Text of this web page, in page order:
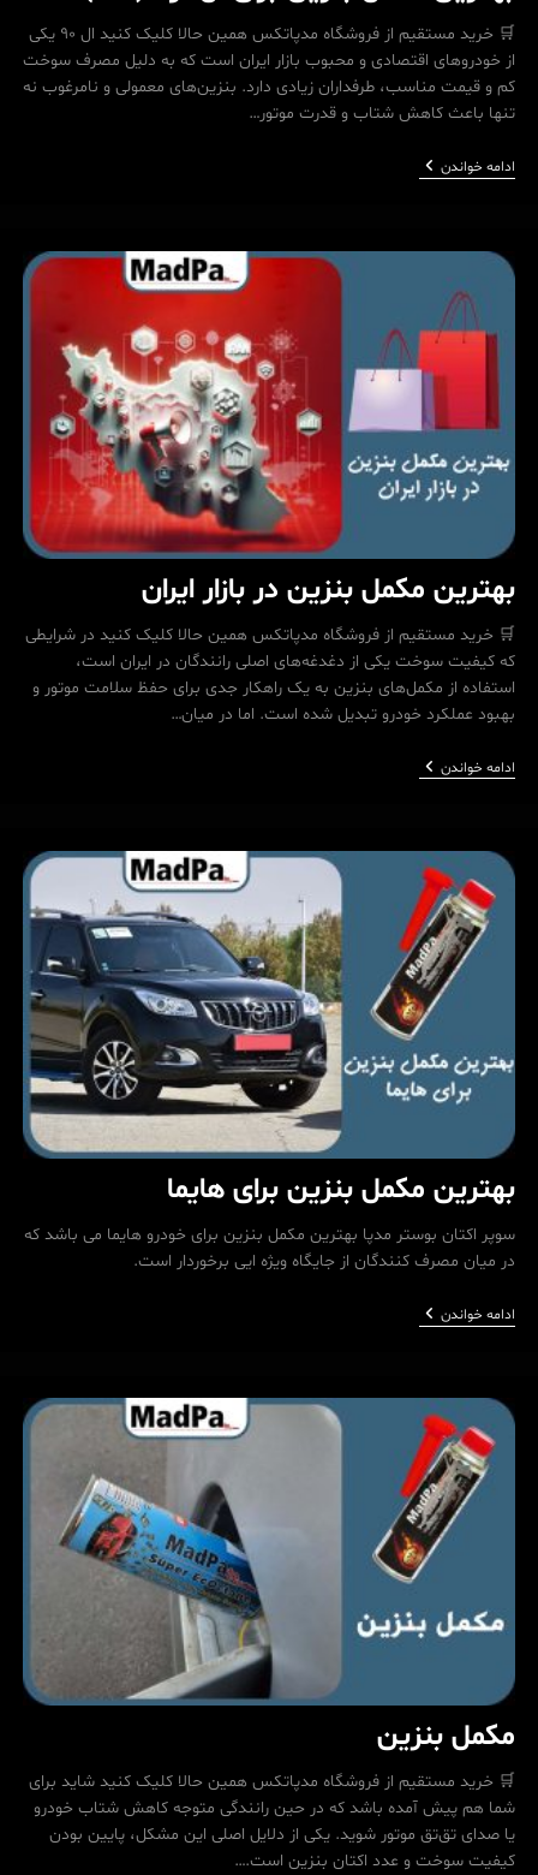
🛒 خرید مستقیم از فروشگاه مدپاتکس همین حالا کلیک کنید ال 90 یکی
از خودروهای اقتصادی و محبوب بازار ایران است که به دلیل مصرف سوخت
کم و قیمت مناسب، طرفداران زیادی دارد. بنزین‌های معمولی و نامرغوب نه
تنها باعث کاهش شتاب و قدرت موتور…
ادامه خواندنبهترین
مکمل
بهترین مکمل بنزین در بازار ایران
🛒 خرید مستقیم از فروشگاه مدپاتکس همین حالا کلیک کنید در شرایطی
که کیفیت سوخت یکی از دغدغه‌های اصلی رانندگان در ایران است،
استفاده از مکمل‌های بنزین به یک راهکار جدی برای حفظ سلامت موتور و
بهبود عملکرد خودرو تبدیل شده است. اما در میان…
ادامه خواندنبهترین
مکمل
ایران
بهترین مکمل بنزین برای هایما
سوپر اکتان بوستر مدپا بهترین مکمل بنزین برای خودرو هایما می باشد که
در میان مصرف کنندگان از جایگاه ویژه ایی برخوردار است.
ادامه خواندنبهترین
مکمل
مکمل بنزین
🛒 خرید مستقیم از فروشگاه مدپاتکس همین حالا کلیک کنید شاید برای
شما هم پیش آمده باشد که در حین رانندگی متوجه کاهش شتاب خودرو
یا صدای تق‌تق موتور شوید. یکی از دلایل اصلی این مشکل، پایین بودن
کیفیت سوخت و عدد اکتان بنزین است.…